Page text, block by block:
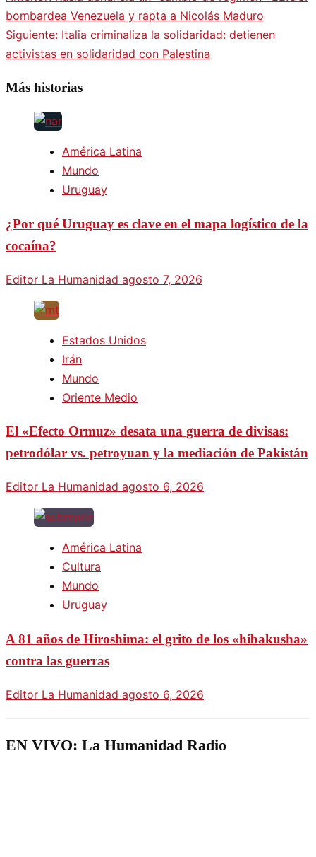
bombardea Venezuela y rapta a Nicolás Maduro
Siguiente: Italia criminaliza la solidaridad: detienen
activistas en solidaridad con Palestina
Más historias
América Latina
Mundo
Uruguay
¿Por qué Uruguay es clave en el mapa logístico de la
cocaína?
Editor La Humanidad agosto 7, 2026
Estados Unidos
Irán
Mundo
Oriente Medio
El «Efecto Ormuz» desata una guerra de divisas:
petrodólar vs. petroyuan y la mediación de Pakistán
Editor La Humanidad agosto 6, 2026
América Latina
Cultura
Mundo
Uruguay
A 81 años de Hiroshima: el grito de los «hibakusha»
contra las guerras
Editor La Humanidad agosto 6, 2026
EN VIVO: La Humanidad Radio